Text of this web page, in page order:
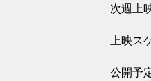
次週上
上映ス
公開予